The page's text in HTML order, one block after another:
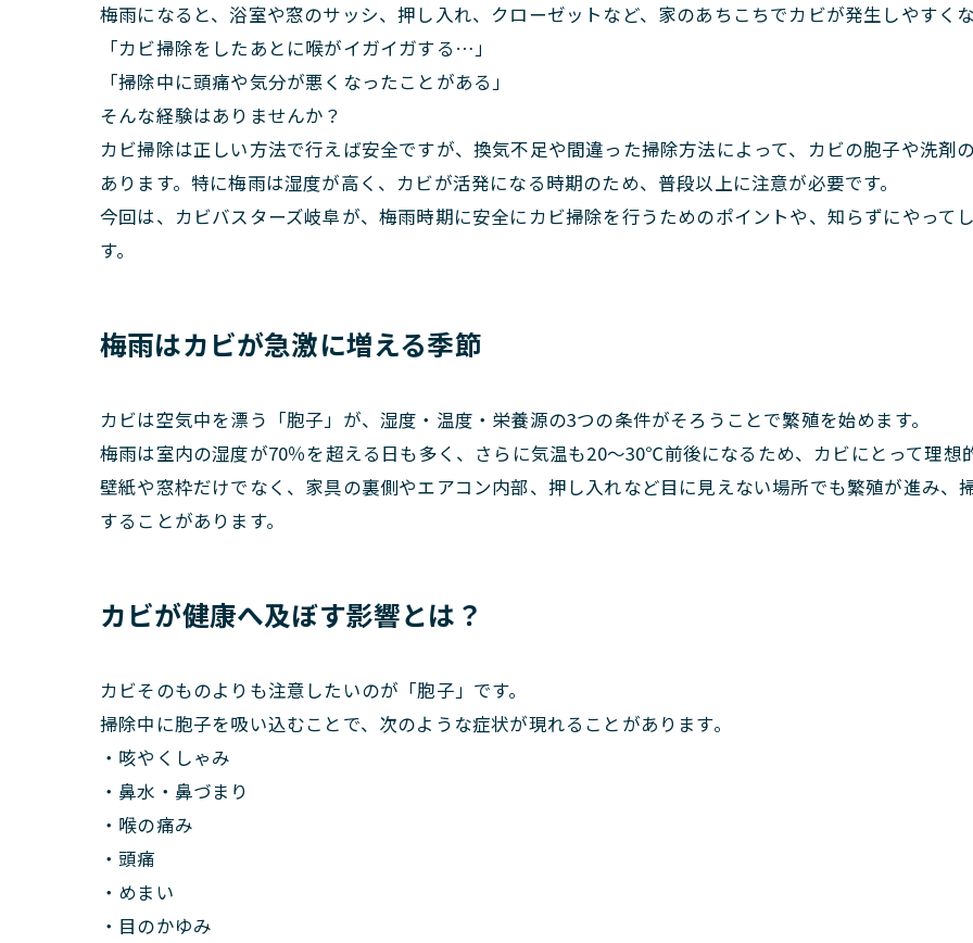
梅雨になると、浴室や窓のサッシ、押し入れ、クローゼットなど、家のあちこちでカビが発生しやすくな
「カビ掃除をしたあとに喉がイガイガする…」
「掃除中に頭痛や気分が悪くなったことがある」
そんな経験はありませんか？
カビ掃除は正しい方法で行えば安全ですが、換気不足や間違った掃除方法によって、カビの胞子や洗剤
あります。特に梅雨は湿度が高く、カビが活発になる時期のため、普段以上に注意が必要です。
今回は、カビバスターズ岐阜が、梅雨時期に安全にカビ掃除を行うためのポイントや、知らずにやって
す。
梅雨はカビが急激に増える季節
カビは空気中を漂う「胞子」が、湿度・温度・栄養源の3つの条件がそろうことで繁殖を始めます。
梅雨は室内の湿度が70％を超える日も多く、さらに気温も20～30℃前後になるため、カビにとって理想
壁紙や窓枠だけでなく、家具の裏側やエアコン内部、押し入れなど目に見えない場所でも繁殖が進み、
することがあります。
カビが健康へ及ぼす影響とは？
カビそのものよりも注意したいのが「胞子」です。
掃除中に胞子を吸い込むことで、次のような症状が現れることがあります。
・咳やくしゃみ
・鼻水・鼻づまり
・喉の痛み
・頭痛
・めまい
・目のかゆみ